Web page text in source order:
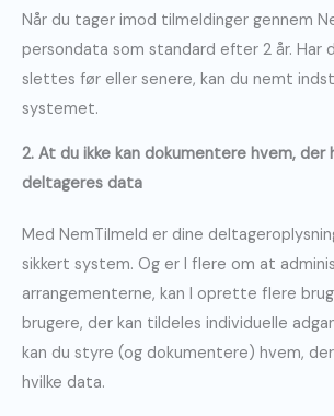
Når du tager imod tilmeldinger gennem
persondata som standard efter 2 år. Har
slettes før eller senere, kan du nemt
systemet.
2. At du ikke kan dokumentere hvem, der
deltageres data
Med NemTilmeld er dine
sikkert system. Og er I flere om at
arrangementerne, kan I oprette flere
brugere, der kan tildeles individuelle
kan du styre (og dokumentere) hvem,
hvilke data.